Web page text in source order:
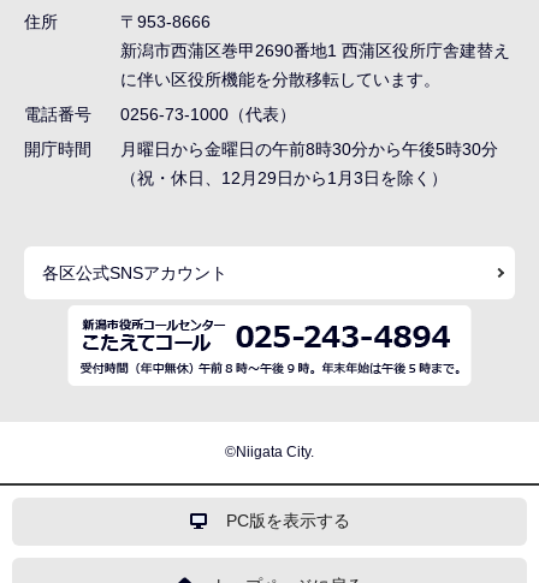
ゲ
ョ
ン
で
住所
〒953-8666
新潟市西蒲区巻甲2690番地1 西蒲区役所庁舎建替え
に伴い区役所機能を分散移転しています。
電話番号
0256-73-1000（代表）
開庁時間
月曜日から金曜日の午前8時30分から午後5時30分
（祝・休日、12月29日から1月3日を除く）
各区公式SNSアカウント
©Niigata City.
PC版を表示する